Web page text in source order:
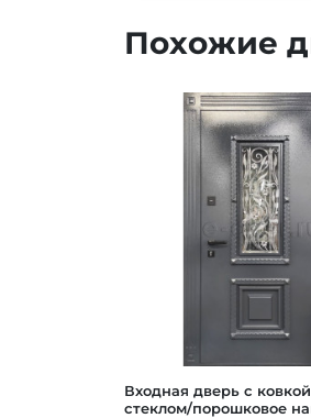
Похожие
Входная дверь с
стеклом/порошковое